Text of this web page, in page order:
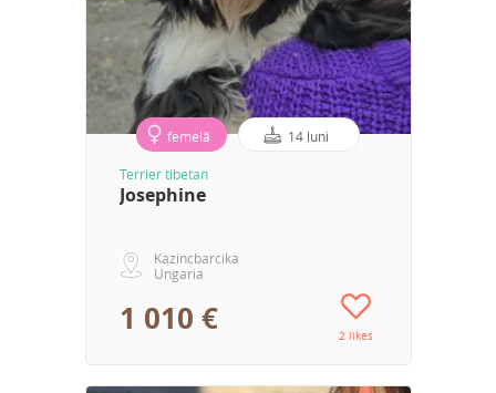
femelă 14 luni
Terrier tibetan
Josephine
Kazincbarcika
Ungaria
1 010 € 2 likes